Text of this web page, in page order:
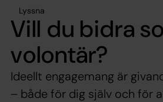
Lyssna
Vill du bidra
volontär?
Ideellt engagemang är
– både för dig själv och för